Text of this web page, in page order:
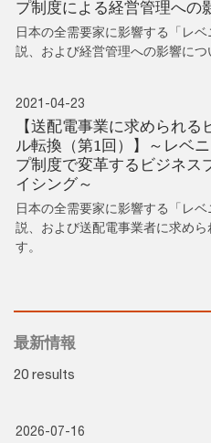
プ制度による経営管理への
日本の全需要家に影響する「レ
説、および経営管理への影響につ
2021-04-23
【送配電事業に求められる
ル転換（第1回）】～レベ
プ制度で変革するビジネス
イシング～
日本の全需要家に影響する「レ
説、および送配電事業者に求め
す。
最新情報
20 results
2026-07-16